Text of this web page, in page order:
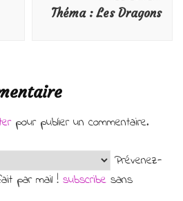
Théma : Les Dragons
pour publier un commentaire.
Prévenez-
par mail ! subscribe sans